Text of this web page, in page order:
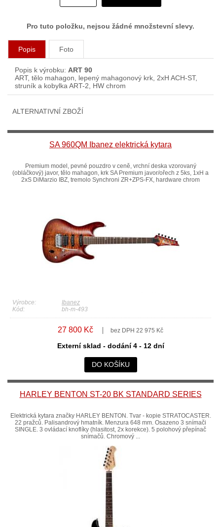
Pro tuto položku, nejsou žádné množstevní slevy.
Popis Foto
Popis k výrobku: ART 90
ART, tělo mahagon, lepený mahagonový krk, 2xH ACH-ST,
struník a kobylka ART-2, HW chrom
ALTERNATIVNÍ ZBOŽÍ
SA 960QM Ibanez elektrická kytara
Premium model, pevné pouzdro v ceně, vrchní deska vzorovaný
(obláčkový) javor, tělo mahagon, krk SA Premium javor/ořech z 5ks, 1xH a
2xS DiMarzio IBZ, tremolo Synchroni ZR+ZPS-FX, hardware chrom
Výrobce:
Ibanez
Kód:
bh-m-493
27 800 Kč bez DPH 22 975 Kč
Externí sklad - dodání 4 - 12 dní
DO KOŠÍKU
HARLEY BENTON ST-20 BK STANDARD SERIES
Elektrická kytara značky HARLEY BENTON. Tvar - kopie STRATOCASTER.
22 pražců. Palisandrový hmatník. Menzura 648 mm. Osazeno 3 snímači
SINGLE. 3 ovládací knoflíky (hlasitost, 2x korekce). 5 polohový přepínač
snímačů. Chromový ...